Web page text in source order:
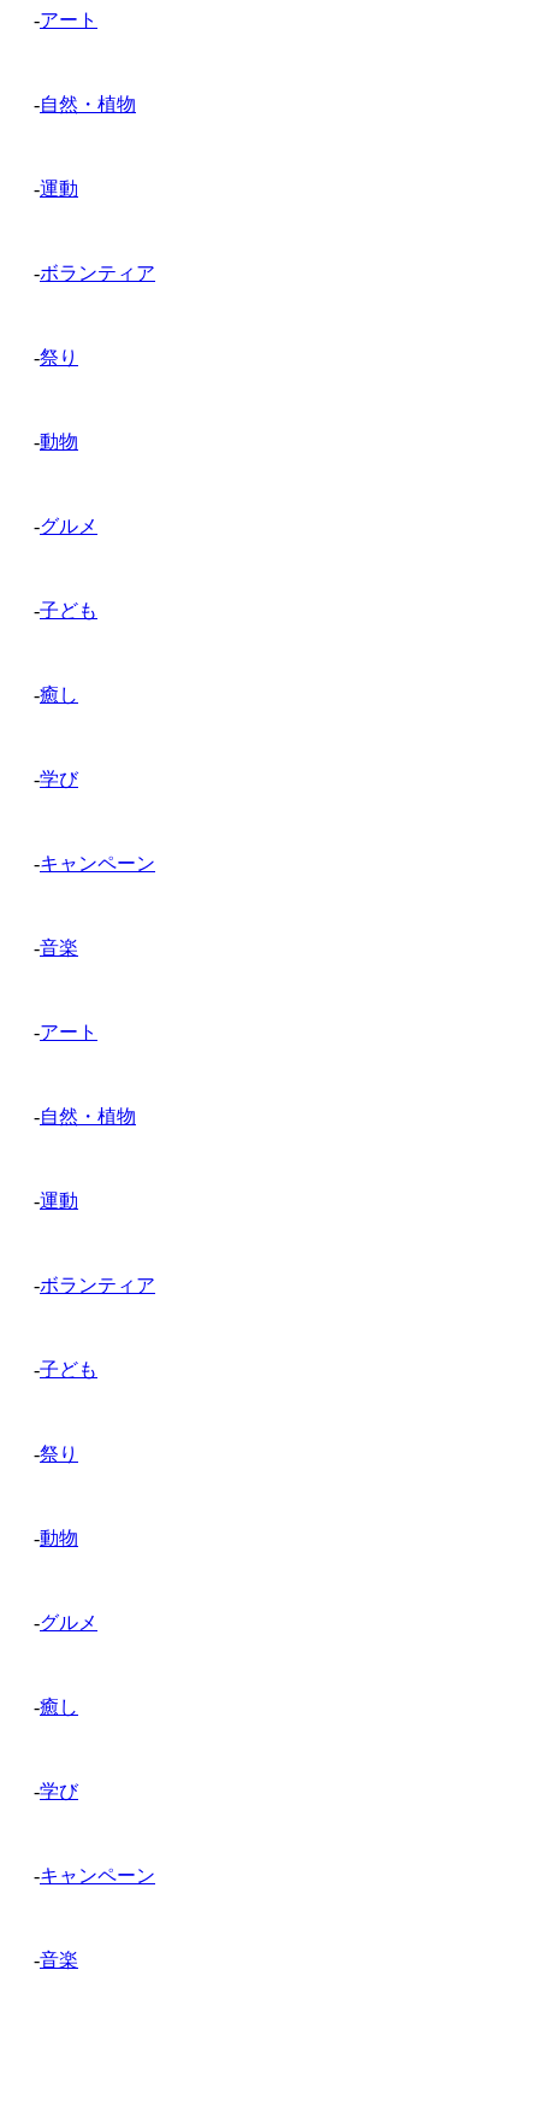
-アート
-自然・植物
-運動
-ボランティア
-祭り
-動物
-グルメ
-子ども
-癒し
-学び
-キャンペーン
-音楽
-アート
-自然・植物
-運動
-ボランティア
-子ども
-祭り
-動物
-グルメ
-癒し
-学び
-キャンペーン
-音楽